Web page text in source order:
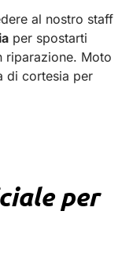
al nostro staff
per spostarti
riparazione. Moto
di cortesia per
per